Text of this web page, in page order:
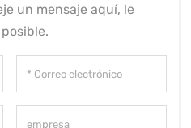
un mensaje aquí, le